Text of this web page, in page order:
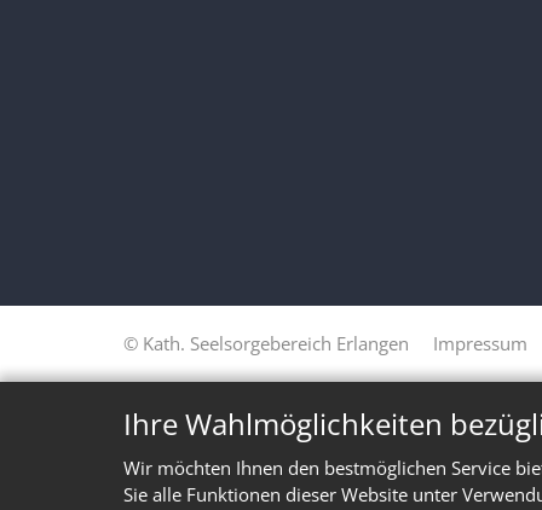
Ihre Wahlmöglichkeiten
Wir möchten Ihnen den bestmöglichen Service
Sie alle Funktionen dieser Website unter
© Kath. Seelsorgebereich Erlangen Impressum